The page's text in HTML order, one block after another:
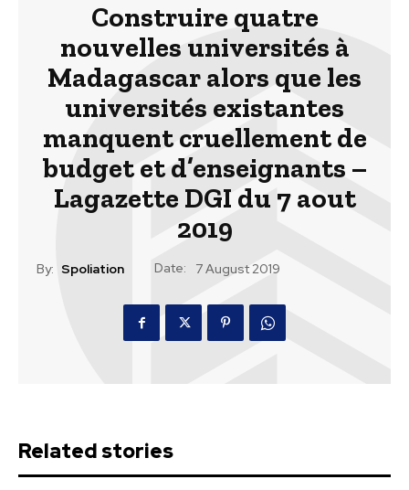
Construire quatre
nouvelles universités à
Madagascar alors que les
universités existantes
manquent cruellement de
budget et d’enseignants –
Lagazette DGI du 7 aout
2019
By: Spoliation Date: 7 August 2019
Related stories